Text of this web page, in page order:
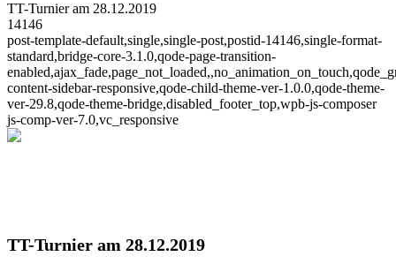
TT-Turnier am 28.12.2019
14146
post-template-default,single,single-post,postid-14146,single-format-
standard,bridge-core-3.1.0,qode-page-transition-
content-sidebar-responsive,qode-child-theme-ver-1.0.0,qode-theme-
ver-29.8,qode-theme-bridge,disabled_footer_top,wpb-js-composer
js-comp-ver-7.0,vc_responsive
TT-Turnier am 28.12.2019